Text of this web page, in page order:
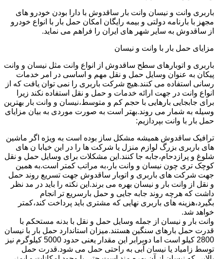
باربری وانت و نیسان وانت بار ساقدوش با دارا بودن خودرو های
مجهز با بارنامه دولتی و بیمه رایگان امکان حمل بار با انواع خودرو
از ساقدوش به سایر شهر های ایران را فراهم می نماید.
مزایای حمل بار با وانت و نیسان
باربری و اتوبارهای سطح ساقدوش از انواع وانت مثل نیسان و وانت
پیکان به عنوان وسایل حمل و نقل مهم و اساسی در امر خدمات
رسانی استفاده می کنند.هیچ شرکت باربری را نمی توان یافت که از
انواع وانت در جهت ارائه خدمات و حمل و نقل استفاده نکند زیرا
برای جابجایی بارهایی با حجم کم و متوسط،نیسان و وانت بار بهترین
وسیله به شمار می روند.بهتر است به صورت موردی به بیان مزایای
حمل بار با وانت بپردازیم:
ترافیک ساقدوش همیشه مشکل ساز بوده است به ویژه اگر ماشین
های باربری بزرگ لوازم منزل یا شرکت ها را در این خیابا ن های
شلوغ و پرازدحام،جابه جا کنند.این مشکلات برای وسایل حمل و نقل
کوچک تری چون نیسان و وانت بار،به مراتب کمتر است.به همین
جهت شرکت های باربری و اتوبار ساقدوش جهت تسریع روند حمل
و نقل از وانت بار و نیسان بهره می برند.این نکته را باید در مد نظر
داشت که هرچه روند جابه جایی و حمل بارسریع تر انجام
بگیرد،هزینه های باربری نهایی که مشتری باید پرداخت کند،کمتر
خواهد شد.
وانت بار و نیسان از جمله وسایل حمل و نقل با بدنه مستحکم با
قدرت حمل بارهای سنگین هستند.میزان استاندارد حمل بار با نیسان
2800 کیلو است اما دوبرابر این مقدار یعنی حدود 5000 کیلوگرم نیز
توسط زامیاد یا نیسان آبی به راحتی حمل می شود.قدرت حمل